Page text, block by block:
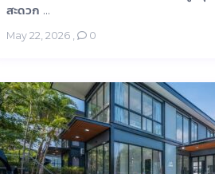
สะดวก ...
May 22, 2026 , 0